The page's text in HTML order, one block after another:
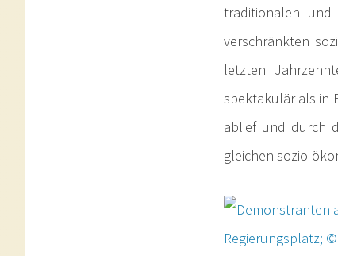
traditionalen
verschränkten
letzten
spektakulär als in
ablief und durch
gleichen sozio-